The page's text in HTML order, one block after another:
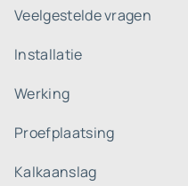
Veelgestelde vragen
Installatie
Werking
Proefplaatsing
Kalkaanslag